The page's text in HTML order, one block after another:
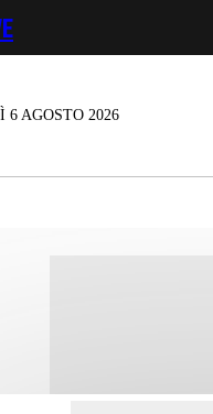
6 AGOSTO 2026